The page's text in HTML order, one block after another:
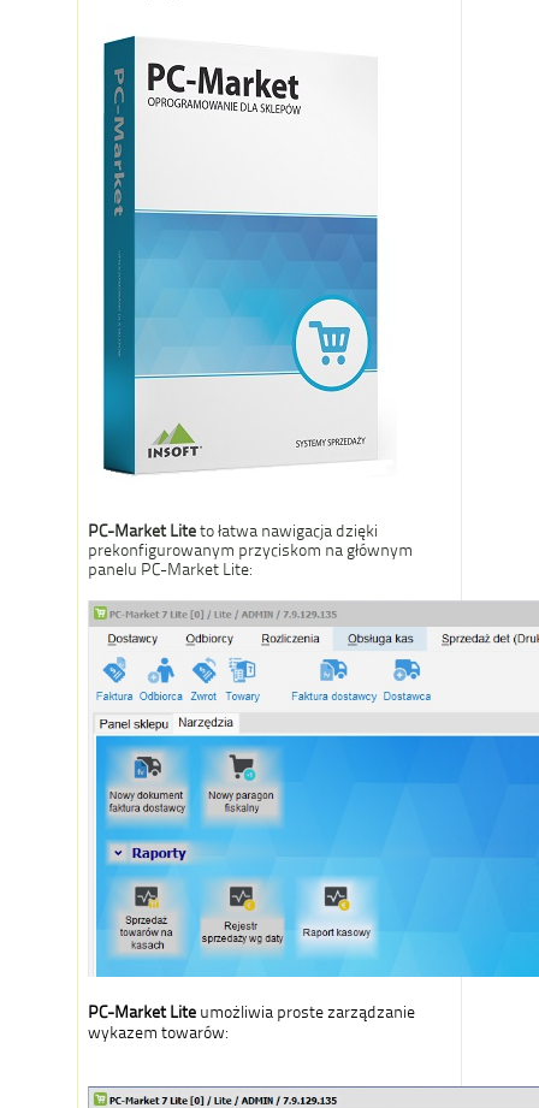
PC-Market Liteto łatwa nawigacja dzięki
prekonfigurowanym przyciskom na głównym
panelu PC-Market Lite:
PC-Market Lite umożliwia proste zarządzanie
wykazem towarów: